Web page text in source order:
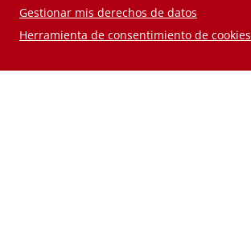
Gestionar mis derechos de datos
Herramienta de consentimiento de cookies